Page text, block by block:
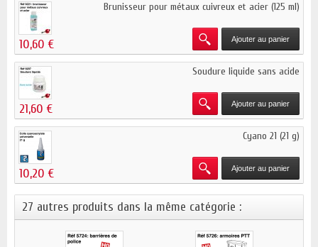
Brunisseur pour métaux cuivreux et acier (125 ml)
10,60 € Ajouter au panier
Soudure liquide sans acide
21,60 € Ajouter au panier
Cyano 21 (21 g)
10,20 € Ajouter au panier
27 autres produits dans la même catégorie :